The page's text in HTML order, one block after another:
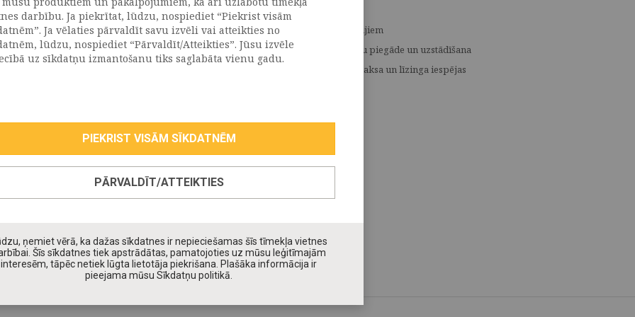
matrači
Uzņēmums
Vēsture
Kontakti
Medijiem
Preču piegāde un uzstādīšana
Apmaksa un līzinga iespējas
darbību. Ja piekrītat, lūdzu, nospiediet “Piekrist visām
Ja vēlaties pārvaldīt savu izvēli vai atteikties no
lūdzu, nospiediet “Pārvaldīt/Atteikties”. Jūsu izvēle
uz sīkdatņu izmantošanu tiks saglabāta vienu gadu.
PIEKRIST VISĀM SĪKDATNĒM
PĀRVALDĪT/ATTEIKTIES
ņemiet vērā, ka dažas sīkdatnes ir nepieciešamas šīs tīmekļa vietnes
Šīs sīkdatnes tiek apstrādātas, pamatojoties uz mūsu leģitīmajām
interesēm, tāpēc netiek lūgta lietotāja piekrišana. Plašāka informācija ir
pieejama mūsu Sīkdatņu politikā.